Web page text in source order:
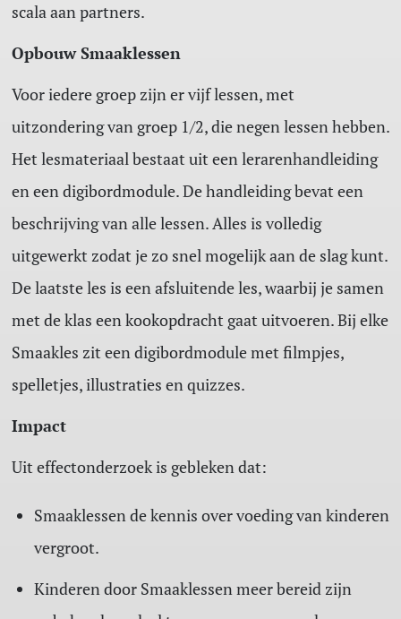
scala aan partners.
Opbouw Smaaklessen
Voor iedere groep zijn er vijf lessen, met
uitzondering van groep 1/2, die negen lessen hebben.
Het lesmateriaal bestaat uit een lerarenhandleiding
en een digibordmodule. De handleiding bevat een
beschrijving van alle lessen. Alles is volledig
uitgewerkt zodat je zo snel mogelijk aan de slag kunt.
De laatste les is een afsluitende les, waarbij je samen
met de klas een kookopdracht gaat uitvoeren. Bij elke
Smaakles zit een digibordmodule met filmpjes,
spelletjes, illustraties en quizzes.
Impact
Uit effectonderzoek is gebleken dat:
Smaaklessen de kennis over voeding van kinderen
vergroot.
Kinderen door Smaaklessen meer bereid zijn